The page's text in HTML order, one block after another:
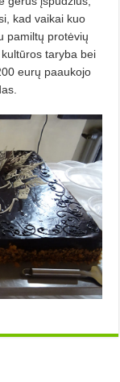
kad vaikai kuo
pamiltų protėvių
taryba bei
eurų paaukojo